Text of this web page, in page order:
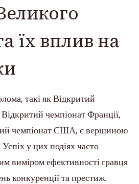
їх вплив на
такі як Відкритий
чемпіонат Франції,
чемпіонат США, є вершиною
Успіх у цих подіях часто
виміром ефективності гравця
конкуренції та престиж.